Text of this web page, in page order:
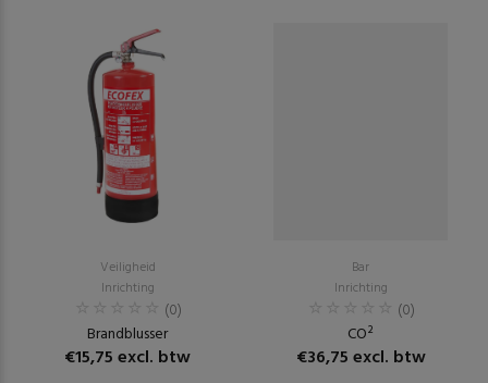
Veiligheid
Inrichting
(0)
Brandblusser
€15,75 excl. btw
Bar
Inrichting
(0)
CO²
€36,75 excl. btw